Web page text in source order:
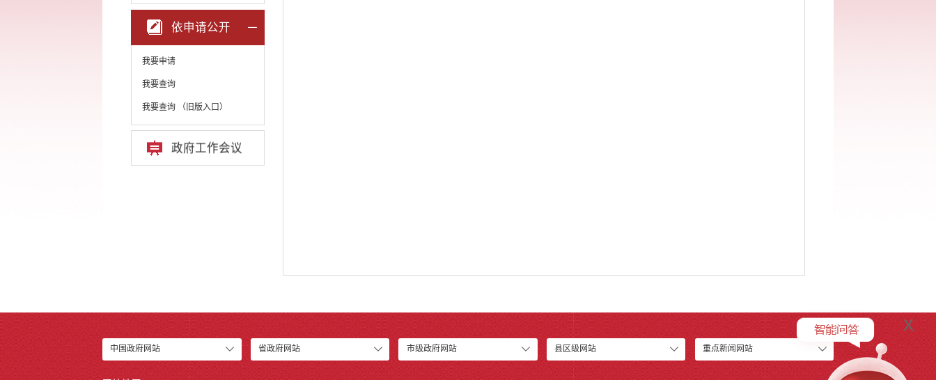
依申请公开
我要申请
我要查询
我要查询 （旧版入口）
政府工作会议
中国政府网站 省政府网站 市级政府网站 县区级网站 重点新闻网站
x